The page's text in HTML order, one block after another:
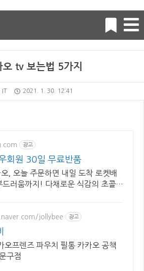
오 tv 보는법 5가지
IT 2021. 1. 30. 12:41
광고
회원 30일 무료반품
, 오늘 주문하면 내일 도착 로켓배
러움까지! 다채로운 식감의 초콜
jollybee 광고
오프렌즈 파우치 필통 카카오 공책
구점